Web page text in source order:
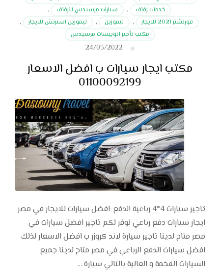
خدمات زفاف
, سيارات مرسيدس للزفاف
,
فورتشنر 2021 للايجار
, ليموزين , ليموزين استرتش للايجار
,
مكتب تأجير اتوبيسات مرسيدس
24/03/2022
مكتب ايجار سيارات ب افضل الاسعار
01100092199
تاجير سيارات 4*4 رباعية الدفع-افضل سيارات للايجار في مصر
ايجار سيارات دفع رباعي نوفر لكم تاجير افضل سيارات في
مصر متاح لدينا تاجير سيارة لاند كروزر ب افضل الاسعار لذلك
افضل سيارات الدفع الرباعي في مصر متاح لدينا جميع
السيارات الفخمة و العالية بالتالي سيارة …